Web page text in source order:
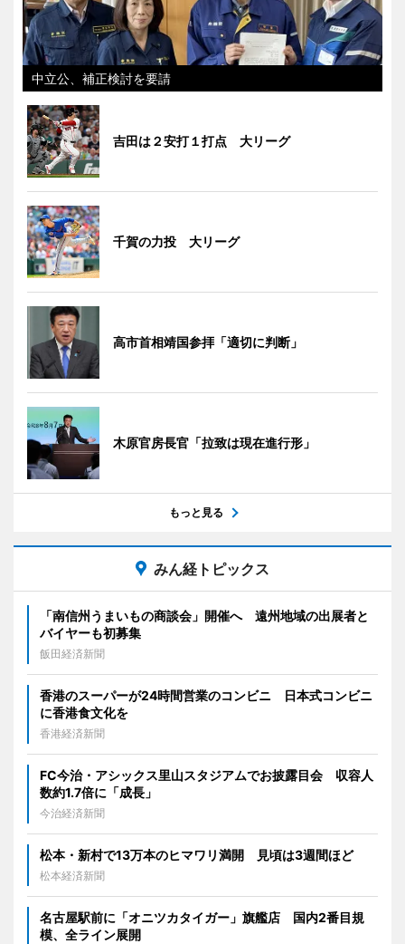
中立公、補正検討を要請
吉田は２安打１打点 大リーグ
千賀の力投 大リーグ
高市首相靖国参拝「適切に判断」
木原官房長官「拉致は現在進行形」
もっと見る
みん経トピックス
「南信州うまいもの商談会」開催へ 遠州地域の出展者と
バイヤーも初募集
飯田経済新聞
香港のスーパーが24時間営業のコンビニ 日本式コンビニ
に香港食文化を
香港経済新聞
FC今治・アシックス里山スタジアムでお披露目会 収容人
数約1.7倍に「成長」
今治経済新聞
松本・新村で13万本のヒマワリ満開 見頃は3週間ほど
松本経済新聞
名古屋駅前に「オニツカタイガー」旗艦店 国内2番目規
模、全ライン展開